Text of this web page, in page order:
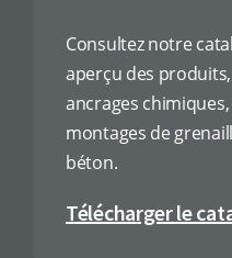
Consultez notre
aperçu des
ancrages
montages de
béton.
Télécharger le